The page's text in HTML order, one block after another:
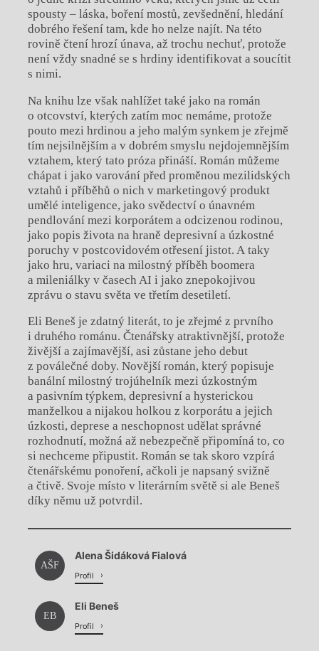
spousty – láska, boření mostů, zevšednění, hledání
dobrého řešení tam, kde ho nelze najít. Na této
rovině čtení hrozí únava, až trochu nechuť, protože
není vždy snadné se s hrdiny identifikovat a soucítit
s nimi.
Na knihu lze však nahlížet také jako na román
o otcovství, kterých zatím moc nemáme, protože
pouto mezi hrdinou a jeho malým synkem je zřejmě
tím nejsilnějším a v dobrém smyslu nejdojemnějším
vztahem, který tato próza přináší. Román můžeme
chápat i jako varování před proměnou mezilidských
vztahů i příběhů o nich v marketingový produkt
umělé inteligence, jako svědectví o únavném
pendlování mezi korporátem a odcizenou rodinou,
jako popis života na hraně depresivní a úzkostné
poruchy v postcovidovém otřesení jistot. A taky
jako hru, variaci na milostný příběh boomera
a mileniálky v časech AI i jako znepokojivou
zprávu o stavu světa ve třetím desetiletí.
Eli Beneš je zdatný literát, to je zřejmé z prvního
i druhého románu. Čtenářsky atraktivnější, protože
živější a zajímavější, asi zůstane jeho debut
z poválečné doby. Novější román, který popisuje
banální milostný trojúhelník mezi úzkostným
a pasivním týpkem, depresivní a hysterickou
manželkou a nijakou holkou z korporátu a jejich
úzkosti, deprese a neschopnost udělat správné
rozhodnutí, možná až nebezpečně připomíná to, co
si nechceme připustit. Román se tak skoro vzpírá
čtenářskému ponoření, ačkoli je napsaný svižně
a čtivě. Svoje místo v literárním světě si ale Beneš
díky němu už potvrdil.
Chviličku.
Načítá se.
AŠF
Alena Šidáková Fialová
Profil
EB
Eli Beneš
Profil